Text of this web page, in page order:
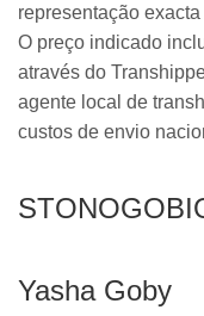
representação
O preço indicado
através do
agente local de
custos de envio
Yasha Goby